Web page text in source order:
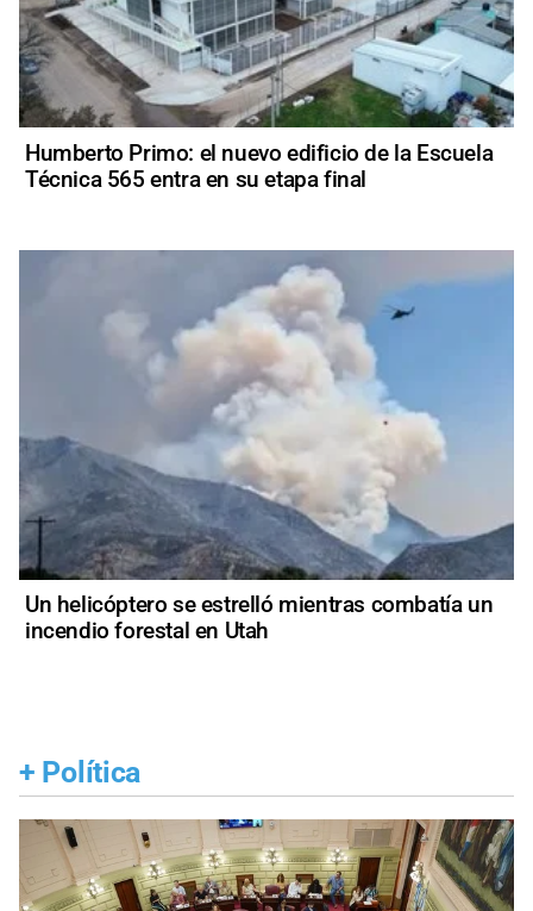
Humberto Primo: el nuevo edificio de la Escuela
Técnica 565 entra en su etapa final
Un helicóptero se estrelló mientras combatía un
incendio forestal en Utah
+ Política